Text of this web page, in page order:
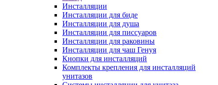
Инсталляции
Инсталляции для биде
Инсталляции для душа
Инсталляции для писсуаров
Инсталляции для раковины
Инсталляции для чаш Генуя
Кнопки для инсталляций
Комплекты крепления для инсталляций
унитазов